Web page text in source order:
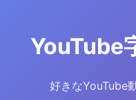
YouTube
好きなYouTube